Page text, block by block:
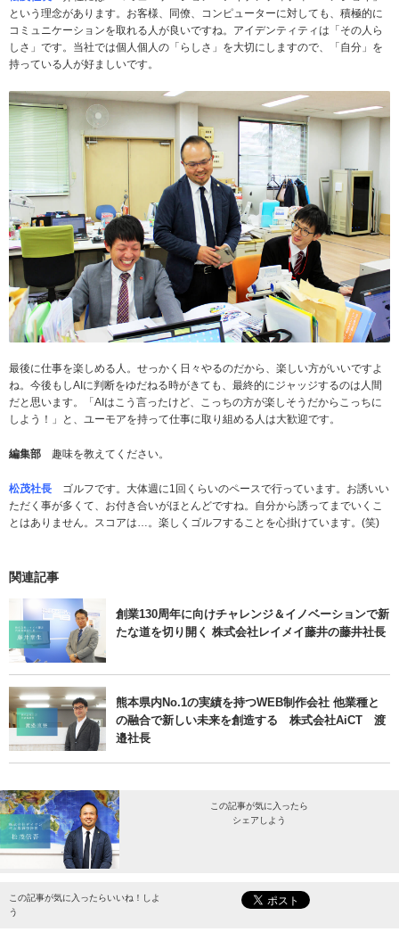
という理念があります。お客様、同僚、コンピューターに対しても、積極的に
コミュニケーションを取れる人が良いですね。アイデンティティは「その人ら
しさ」です。当社では個人個人の「らしさ」を大切にしますので、「自分」を
持っている人が好ましいです。
最後に仕事を楽しめる人。せっかく日々やるのだから、楽しい方がいいですよ
ね。今後もしAIに判断をゆだねる時がきても、最終的にジャッジするのは人間
だと思います。「AIはこう言ったけど、こっちの方が楽しそうだからこっちに
しよう！」と、ユーモアを持って仕事に取り組める人は大歓迎です。
編集部 趣味を教えてください。
松茂社長 ゴルフです。大体週に1回くらいのペースで行っています。お誘いい
ただく事が多くて、お付き合いがほとんどですね。自分から誘ってまでいくこ
とはありません。スコアは…。楽しくゴルフすることを心掛けています。(笑)
関連記事
創業130周年に向けチャレンジ＆イノベーションで新
たな道を切り開く 株式会社レイメイ藤井の藤井社長
熊本県内No.1の実績を持つWEB制作会社 他業種と
の融合で新しい未来を創造する 株式会社AiCT 渡
邉社長
この記事が気に入ったら
シェアしよう
最新情報をお届けします。
この記事が気に入ったらいいね！しよ
う